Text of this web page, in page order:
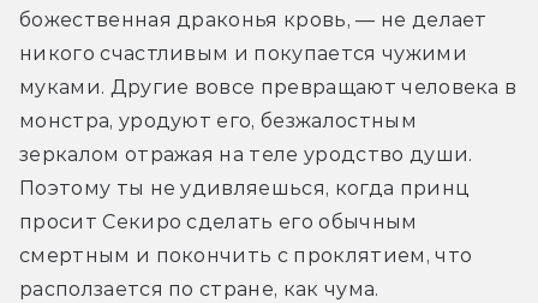
божественная драконья кровь, — не делает
никого счастливым и покупается чужими
муками. Другие вовсе превращают человека в
монстра, уродуют его, безжалостным
зеркалом отражая на теле уродство души.
Поэтому ты не удивляешься, когда принц
просит Секиро сделать его обычным
смертным и покончить с проклятием, что
расползается по стране, как чума.